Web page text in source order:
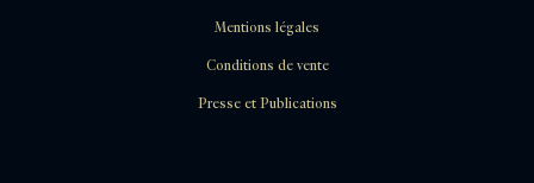
Mentions légales
Conditions de vente
Presse et Publications